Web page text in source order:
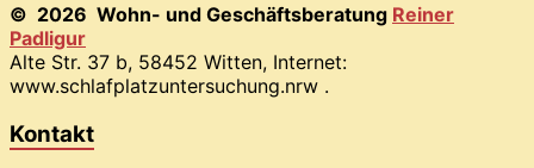
© 2026 Wohn- und Geschäftsberatung Reiner
Padligur
Alte Str. 37 b, 58452 Witten, Internet:
www.schlafplatzuntersuchung.nrw .
Kontakt